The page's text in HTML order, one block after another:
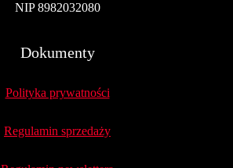
NIP 8982032080
Dokumenty
Polityka prywatności
Regulamin sprzedaży